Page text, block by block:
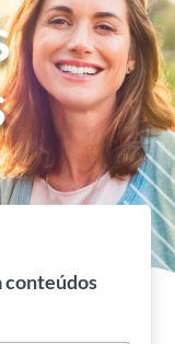
conteúdos